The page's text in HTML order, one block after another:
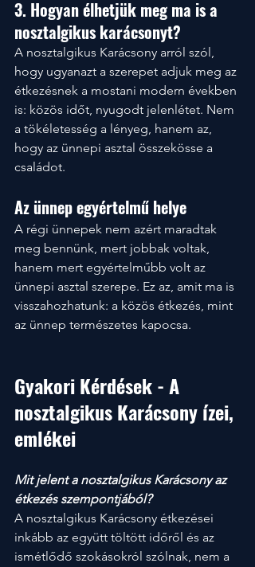
3. Hogyan élhetjük meg ma is a
nosztalgikus karácsonyt?
A nosztalgikus Karácsony arról szól,
hogy ugyanazt a szerepet adjuk meg az
étkezésnek a mostani modern években
is: közös időt, nyugodt jelenlétet. Nem
a tökéletesség a lényeg, hanem az,
hogy az ünnepi asztal összekösse a
családot.
Az ünnep egyértelmű helye
A régi ünnepek nem azért maradtak
meg bennünk, mert jobbak voltak,
hanem mert egyértelműbb volt az
ünnepi asztal szerepe. Ez az, amit ma is
visszahozhatunk: a közös étkezés, mint
az ünnep természetes kapocsa.
Gyakori Kérdések - A
nosztalgikus Karácsony ízei,
emlékei
Mit jelent a nosztalgikus Karácsony az
étkezés szempontjából?
A nosztalgikus Karácsony étkezései
inkább az együtt töltött időről és az
ismétlődő szokásokról szólnak, nem a